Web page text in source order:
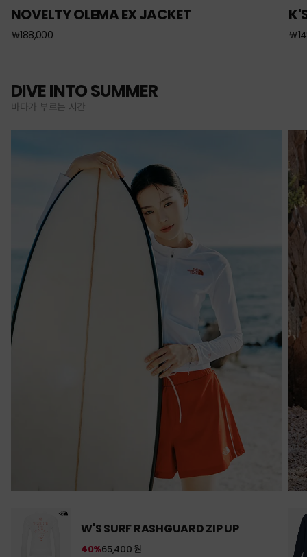
NOVELTY OLEMA EX JACKET
￦188,000 ￦
DIVE INTO SUMMER
바다가 부르는 시간
W'S SURF RASHGUARD ZIP UP
65,400 원
40%